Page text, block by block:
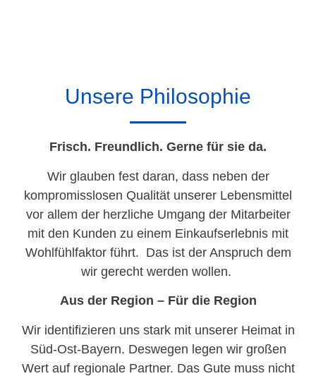
Unsere Philosophie
Frisch. Freundlich. Gerne für sie da.
Wir glauben fest daran, dass neben der
kompromisslosen Qualität unserer Lebensmittel
vor allem der herzliche Umgang der Mitarbeiter
mit den Kunden zu einem Einkaufserlebnis mit
Wohlfühlfaktor führt. Das ist der Anspruch dem
wir gerecht werden wollen.
Aus der Region – Für die Region
Wir identifizieren uns stark mit unserer Heimat in
Süd-Ost-Bayern. Deswegen legen wir großen
Wert auf regionale Partner. Das Gute muss nicht